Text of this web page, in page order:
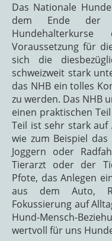
Das Nationale
dem Ende der
Voraussetzung für
sich die
schweizweit stark
das NHB ein tolles
zu werden. Das NHB
einen praktischen
Teil ist sehr stark auf
wie zum Beispiel
Joggern oder
Tierarzt oder der
Pfote, das Anlegen
aus dem Auto,
Fokussierung auf
Hund-Mensch-
wertvoll für uns